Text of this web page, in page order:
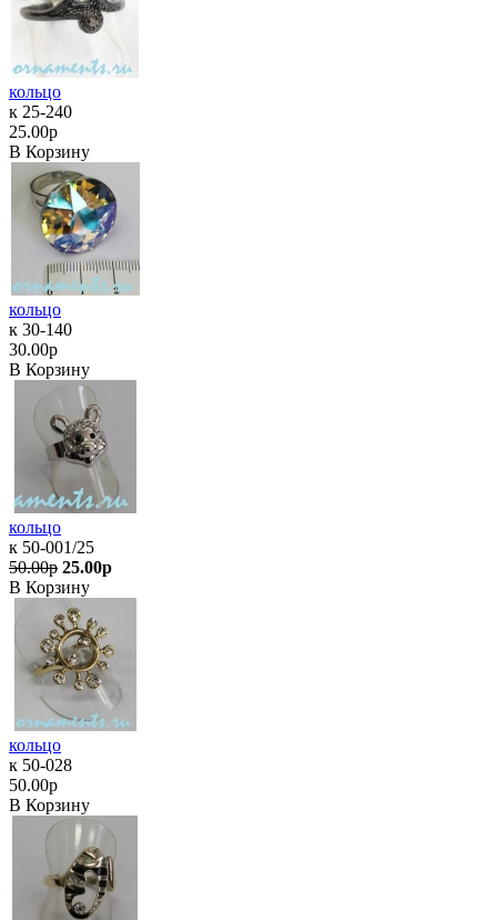
кольцо
к 25-240
25.00р
В Корзину
кольцо
к 30-140
30.00р
В Корзину
кольцо
к 50-001/25
50.00р 25.00р
В Корзину
кольцо
к 50-028
50.00р
В Корзину